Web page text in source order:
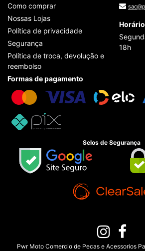
Como comprar
Nossas Lojas
Política de privacidade
Segurança
Política de troca, devolução e
reembolso
18h
Formas de pagamento
Selos de Segurança
Pwr Moto Comercio de Pecas e Acessorios